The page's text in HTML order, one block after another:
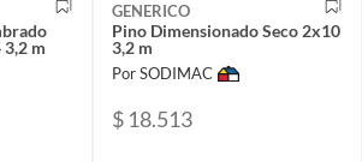
m
GENERICO
Pino Dimensionado Seco 2x10
3,2 m
Por SODIMAC
$ 18.513